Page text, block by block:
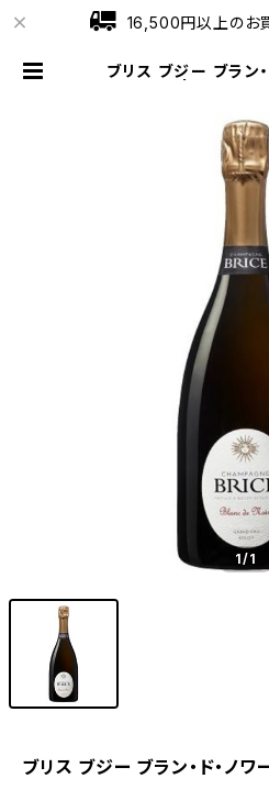
16,500円以上のお
ブリス ブジー ブラン
1/1
ブリス ブジー ブラン・ド・ノ